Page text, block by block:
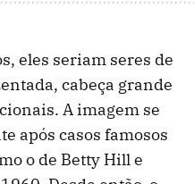
eles seriam seres de
cabeça grande
A imagem se
após casos famosos
o de Betty Hill e